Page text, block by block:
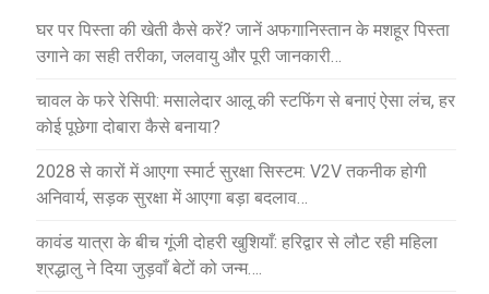
घर पर पिस्ता की खेती कैसे करें? जानें अफगानिस्तान के मशहूर पिस्ता
उगाने का सही तरीका, जलवायु और पूरी जानकारी…
चावल के फरे रेसिपी: मसालेदार आलू की स्टफिंग से बनाएं ऐसा लंच, हर
कोई पूछेगा दोबारा कैसे बनाया?
2028 से कारों में आएगा स्मार्ट सुरक्षा सिस्टम: V2V तकनीक होगी
अनिवार्य, सड़क सुरक्षा में आएगा बड़ा बदलाव…
कावंड यात्रा के बीच गूंजी दोहरी खुशियाँ: हरिद्वार से लौट रही महिला
श्रद्धालु ने दिया जुड़वाँ बेटों को जन्म….